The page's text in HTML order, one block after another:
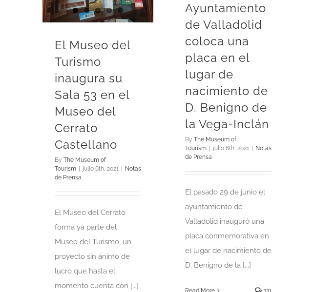
El Museo del
Turismo
inaugura su
Sala 53 en el
Museo del
Cerrato
Castellano
By The Museum of
Tourism
julio 6th, 2021
Notas
de Prensa
El Museo del Cerrato
forma ya parte del
Museo del Turismo, un
proyecto sin ánimo de
lucro que hasta el
momento cuenta con [...]
Ayuntamiento
de Valladolid
coloca una
placa en el
lugar de
nacimiento de
D. Benigno de
la Vega-Inclán
By The Museum of
Tourism | julio 6th, 2021 | Notas
de Prensa
El pasado 29 de junio el
ayuntamiento de
Valladolid inauguró una
placa conmemorativa en
el lugar de nacimiento de
D. Benigno de la [...]
Read More 331